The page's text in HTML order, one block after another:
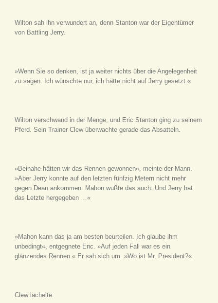
Wilton sah ihn verwundert an, denn Stanton war der Eigentümer
von Battling Jerry.
»Wenn Sie so denken, ist ja weiter nichts über die Angelegenheit
zu sagen. Ich wünschte nur, ich hätte nicht auf Jerry gesetzt.«
Wilton verschwand in der Menge, und Eric Stanton ging zu seinem
Pferd. Sein Trainer Clew überwachte gerade das Absatteln.
»Beinahe hätten wir das Rennen gewonnen«, meinte der Mann.
»Aber Jerry konnte auf den letzten fünfzig Metern nicht mehr
gegen Dean ankommen. Mahon wußte das auch. Und Jerry hat
das Letzte hergegeben …«
»Mahon kann das ja am besten beurteilen. Ich glaube ihm
unbedingt«, entgegnete Eric. »Auf jeden Fall war es ein
glänzendes Rennen.« Er sah sich um. »Wo ist Mr. President?«
Clew lächelte.